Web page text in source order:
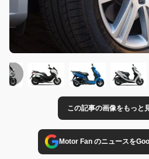
この記事の画像をもっと
Motor Fan のニュースを